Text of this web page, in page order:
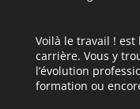
Voilà le travail !
carrière. Vous y
l’évolution
formation ou